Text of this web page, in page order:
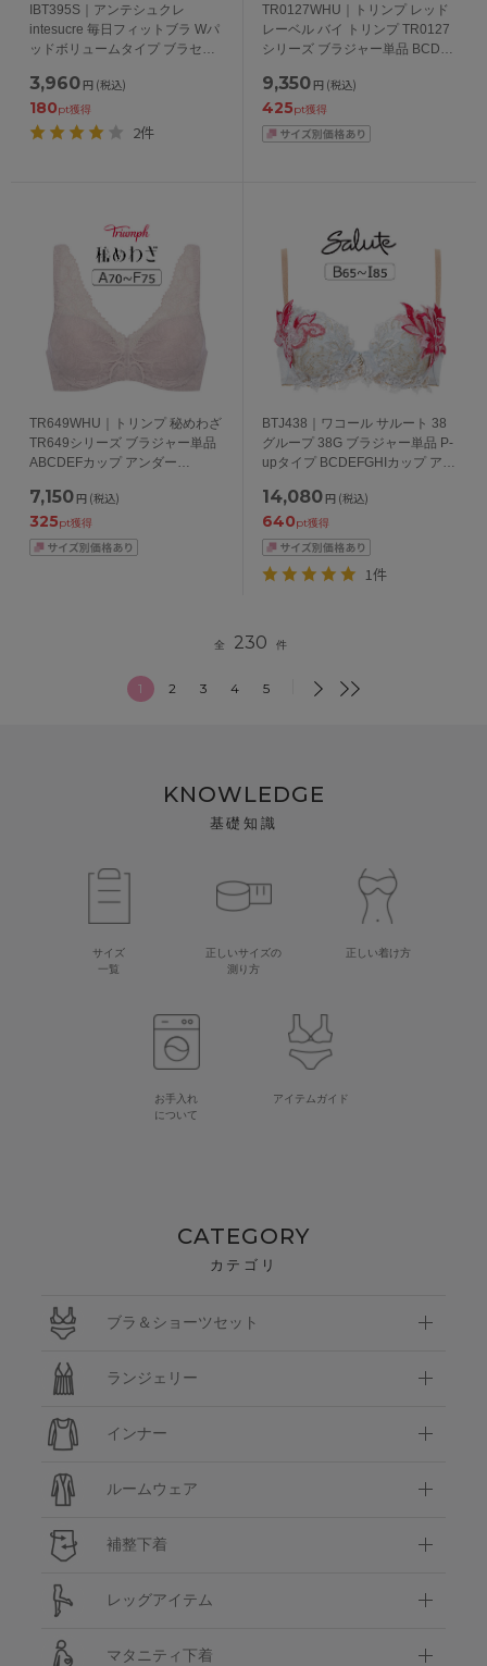
IBT395S｜アンテシュクレ
intesucre 毎日フィットブラ Wパ
ッドボリュームタイプ ブラセッ
ップ アンダー60/65/70/75cm
3,960 円 (税込)
180pt獲得
2件
TR0127WHU｜トリンプ レッド
レーベル バイ トリンプ TR0127
シリーズ ブラジャー単品 BCDEF
9,350 円 (税込)
425pt獲得
TR649WHU｜トリンプ 秘めわざ
TR649シリーズ ブラジャー単品
ABCDEFカップ アンダー
7,150 円 (税込)
325pt獲得
BTJ438｜ワコール サルート 38
グループ 38G ブラジャー単品 P-
upタイプ BCDEFGHIカップ アン
14,080 円 (税込)
640pt獲得
1件
全 230 件
1 2 3 4 5
KNOWLEDGE
基礎知識
サイズ
一覧
正しいサイズの
測り方
正しい着け方
お手入れ
について
アイテムガイド
CATEGORY
カテゴリ
ブラ＆ショーツセット
ランジェリー
インナー
ルームウェア
補整下着
レッグアイテム
マタニティ下着